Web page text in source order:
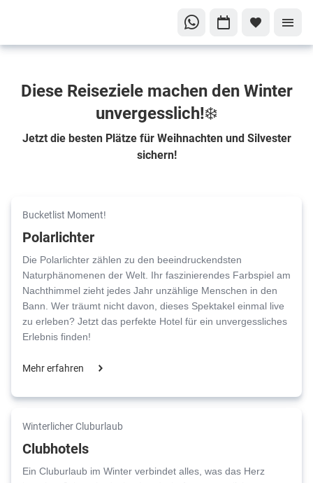
Diese Reiseziele machen den Winter
unvergesslich!❄️
Jetzt die besten Plätze für Weihnachten und Silvester
sichern!
Bucketlist Moment!
Polarlichter
Die Polarlichter zählen zu den beeindruckendsten
Naturphänomenen der Welt. Ihr faszinierendes Farbspiel am
Nachthimmel zieht jedes Jahr unzählige Menschen in den
Bann. Wer träumt nicht davon, dieses Spektakel einmal live
zu erleben? Jetzt das perfekte Hotel für ein unvergessliches
Erlebnis finden!
Mehr erfahren
Winterlicher Cluburlaub
Clubhotels
Ein Cluburlaub im Winter verbindet alles, was das Herz